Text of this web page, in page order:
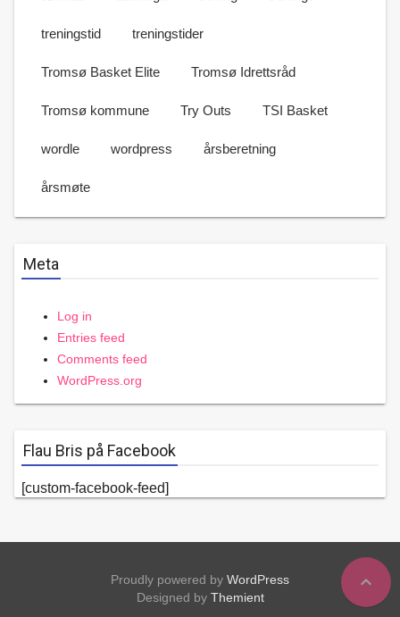
expand_less
treningstid treningstider
Tromsø Basket Elite Tromsø Idrettsråd
Tromsø kommune Try Outs TSI Basket
wordle wordpress årsberetning
årsmøte
Meta
Log in
Entries feed
Comments feed
WordPress.org
Flau Bris på Facebook
[custom-facebook-feed]
Proudly powered by WordPress
Designed by Themient